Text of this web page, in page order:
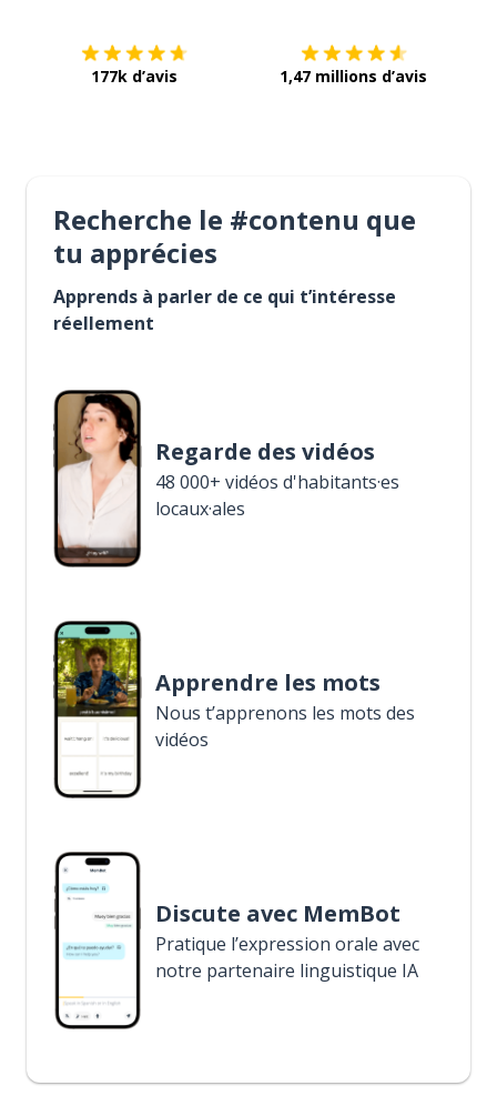
177k d’avis 1,47 millions d’avis
Recherche le #contenu que
tu apprécies
Apprends à parler de ce qui t’intéresse
réellement
Regarde des vidéos
48 000+ vidéos d'habitants·es
locaux·ales
Apprendre les mots
Nous t’apprenons les mots des
vidéos
Discute avec MemBot
Pratique l’expression orale avec
notre partenaire linguistique IA